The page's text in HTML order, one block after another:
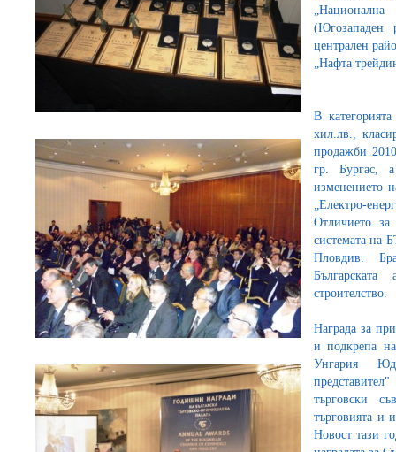
централен
„Нафта
В
хил.лв.,
продажби
гр. Бургас,
изменението
„Електро-
Отличието за
системата на
Пловдив.
строителство.
Награда за
и подкрепа
Унгария
търговски
търговията и
Новост тази